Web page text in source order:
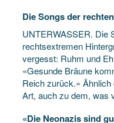
Die Songs der
UNTERWASSER. Die
rechtsextremen
vergesst: Ruhm und
«Gesunde Bräune
Reich zurück.»
Art, auch zu dem, was
«Die Neonazis sind